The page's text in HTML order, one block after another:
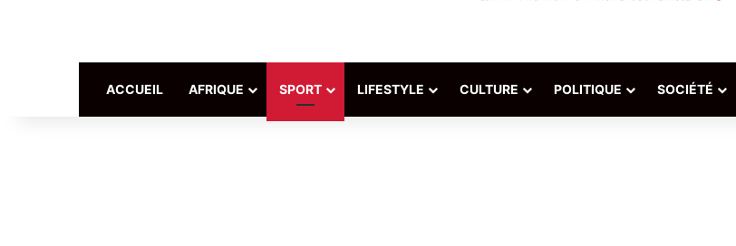
ACCUEIL AFRIQUE SPORT LIFESTYLE CULTURE POLITIQUE SOCIÉTÉ